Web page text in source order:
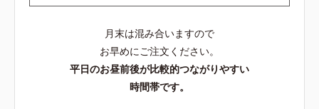
月末は混み合いますので
お早めにご注文ください。
平日のお昼前後が比較的つながりやすい
時間帯です。